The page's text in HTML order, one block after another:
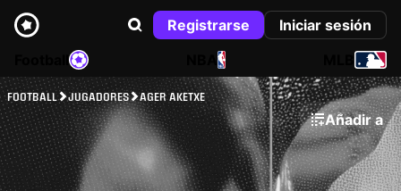
Registrarse
Iniciar sesión
NBA
FOOTBALL JUGADORES AGER AKETXE
Añadir a